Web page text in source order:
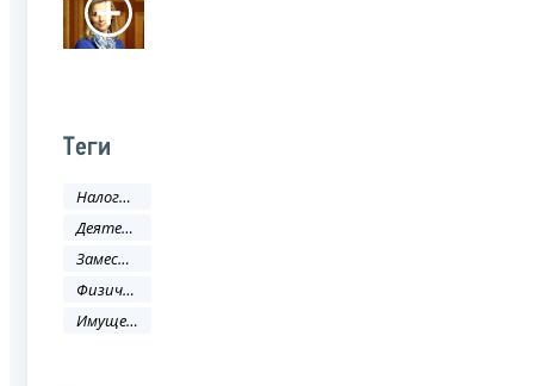
Теги
Налоги и сборы
Деятельность ФНС
Заместитель руководителя ФНС России
Физическое лицо
Имущественные налоги